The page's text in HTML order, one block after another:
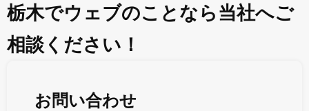
栃木でウェブのことなら当社へご
相談ください！
お問い合わせ